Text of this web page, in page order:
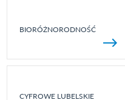
BIORÓŻNORODNOŚĆ
CYFROWE LUBELSKIE